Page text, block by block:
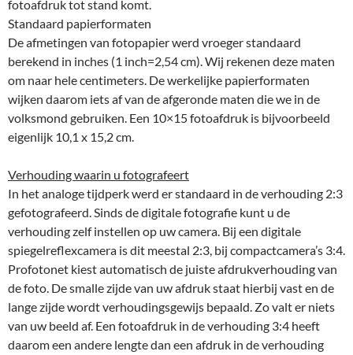
fotoafdruk tot stand komt.
Standaard papierformaten
De afmetingen van fotopapier werd vroeger standaard
berekend in inches (1 inch=2,54 cm). Wij rekenen deze maten
om naar hele centimeters. De werkelijke papierformaten
wijken daarom iets af van de afgeronde maten die we in de
volksmond gebruiken. Een 10×15 fotoafdruk is bijvoorbeeld
eigenlijk 10,1 x 15,2 cm.
Verhouding waarin u fotografeert
In het analoge tijdperk werd er standaard in de verhouding 2:3
gefotografeerd. Sinds de digitale fotografie kunt u de
verhouding zelf instellen op uw camera. Bij een digitale
spiegelreflexcamera is dit meestal 2:3, bij compactcamera’s 3:4.
Profotonet kiest automatisch de juiste afdrukverhouding van
de foto. De smalle zijde van uw afdruk staat hierbij vast en de
lange zijde wordt verhoudingsgewijs bepaald. Zo valt er niets
van uw beeld af. Een fotoafdruk in de verhouding 3:4 heeft
daarom een andere lengte dan een afdruk in de verhouding